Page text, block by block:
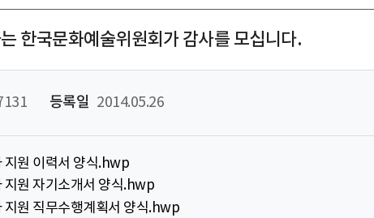
한국문화예술위원회가 감사를 모십니다.
등록일 2014.05.26
지원 이력서 양식.hwp
지원 자기소개서 양식.hwp
지원 직무수행계획서 양식.hwp